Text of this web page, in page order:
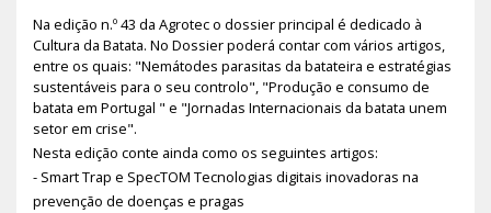
Na edição n.º 43 da Agrotec o dossier principal é dedicado à
Cultura da Batata. No Dossier poderá contar com vários artigos,
entre os quais: "Nemátodes parasitas da batateira e estratégias
sustentáveis para o seu controlo", "Produção e consumo de
batata em Portugal " e "Jornadas Internacionais da batata unem
setor em crise".
Nesta edição conte ainda como os seguintes artigos:
- Smart Trap e SpecTOM Tecnologias digitais inovadoras na
prevenção de doenças e pragas